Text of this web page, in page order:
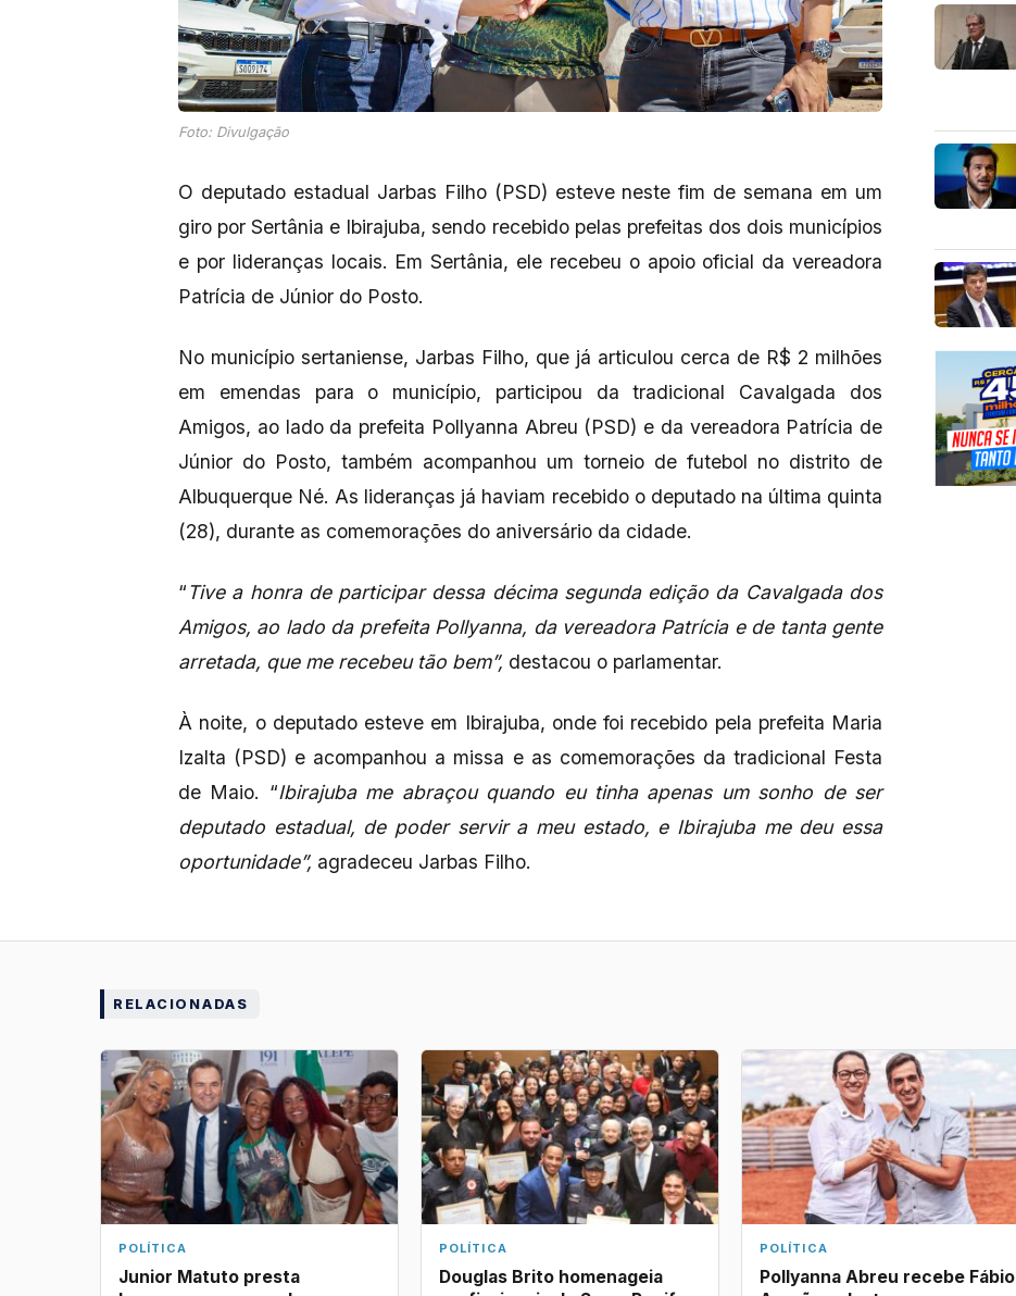
Foto: Divulgação
O deputado estadual Jarbas Filho (PSD) esteve neste fim de semana em um
giro por Sertânia e Ibirajuba, sendo recebido pelas prefeitas dos dois municípios
e por lideranças locais. Em Sertânia, ele recebeu o apoio oficial da vereadora
Patrícia de Júnior do Posto.
No município sertaniense, Jarbas Filho, que já articulou cerca de R$ 2 milhões
em emendas para o município, participou da tradicional Cavalgada dos
Amigos, ao lado da prefeita Pollyanna Abreu (PSD) e da vereadora Patrícia de
Júnior do Posto, também acompanhou um torneio de futebol no distrito de
Albuquerque Né. As lideranças já haviam recebido o deputado na última quinta
(28), durante as comemorações do aniversário da cidade.
“Tive a honra de participar dessa décima segunda edição da Cavalgada dos
Amigos, ao lado da prefeita Pollyanna, da vereadora Patrícia e de tanta gente
arretada, que me recebeu tão bem”, destacou o parlamentar.
À noite, o deputado esteve em Ibirajuba, onde foi recebido pela prefeita Maria
Izalta (PSD) e acompanhou a missa e as comemorações da tradicional Festa
de Maio. “Ibirajuba me abraçou quando eu tinha apenas um sonho de ser
deputado estadual, de poder servir a meu estado, e Ibirajuba me deu essa
oportunidade”, agradeceu Jarbas Filho.
RELACIONADAS
POLÍTICA
Junior Matuto presta
POLÍTICA
Douglas Brito homenageia
POLÍTICA
Pollyanna Abreu recebe Fábio